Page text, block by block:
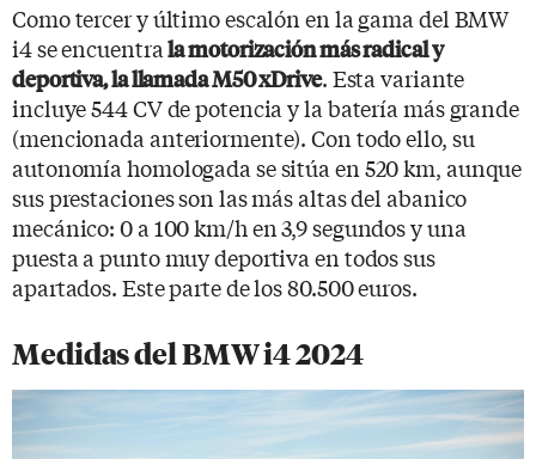
Como tercer y último escalón en la gama del BMW
i4 se encuentrala motorización más radical y
deportiva, la llamada M50 xDrive. Esta variante
incluye 544 CV de potencia y la batería más grande
(mencionada anteriormente). Con todo ello, su
autonomía homologada se sitúa en 520 km, aunque
sus prestaciones son las más altas del abanico
mecánico: 0 a 100 km/h en 3,9 segundos y una
puesta a punto muy deportiva en todos sus
apartados. Este parte de los 80.500 euros.
Medidas del BMW i4 2024